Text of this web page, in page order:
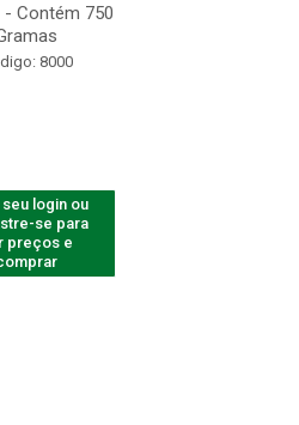
- Contém 750
8000
seu login ou
se para
preços e